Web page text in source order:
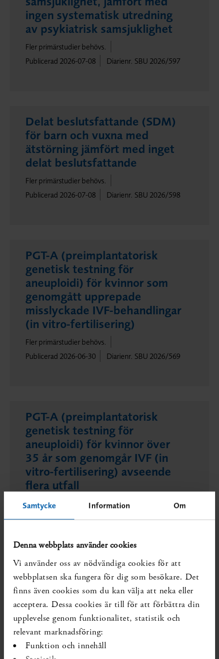
Samtycke Information Om
Denna webbplats använder cookies
Vi använder oss av nödvändiga cookies för att
webbplatsen ska fungera för dig som besökare. Det
finns även cookies som du kan välja att neka eller
acceptera. Dessa cookies är till för att förbättra din
upplevelse genom funktionalitet, statistik och
relevant marknadsföring:
Funktion och innehåll
ingen systematisk utredning
av psykiatrisk samsjuklighet
Fler primärstudier behövs.
Publicerad 2026-07-08
Diarienr. SBU 2026/597
Delat beslutsfattande (SDM)
för barn och vuxna med
ätstörning jämfört med inget
delat beslutsfattande
Fler primärstudier behövs.
Publicerad 2026-07-08
Diarienr. SBU 2026/598
PGT-A (preimplantatorisk
genetisk testning för
aneuploidi) för kvinnor som
genomgått upprepade
misslyckade IVF-behandlingar
(in vitro-fertilisering)
Fler primärstudier behövs.
Publicerad 2026-06-30
Diarienr. SBU 2026/569
PGT-A (preimplantatorisk
genetisk testning för
aneuploidi) för kvinnor över
35 år som genomgår IVF (in
vitro-fertilisering) avseende
flera utfall
Fler primärstudier behövs.
Publicerad 2026-06-30
Diarienr. SBU 2026/570
Centralstimulerande
läkemedel för ungdomar över
15 år och vuxna med bulimia
nervosa och adhd jämfört med
ingen centralstimulantia eller
placebo